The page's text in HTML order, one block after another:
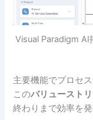
Visual Paradigm
主要機能でプロセ
このバリュースト
終わりまで効率を